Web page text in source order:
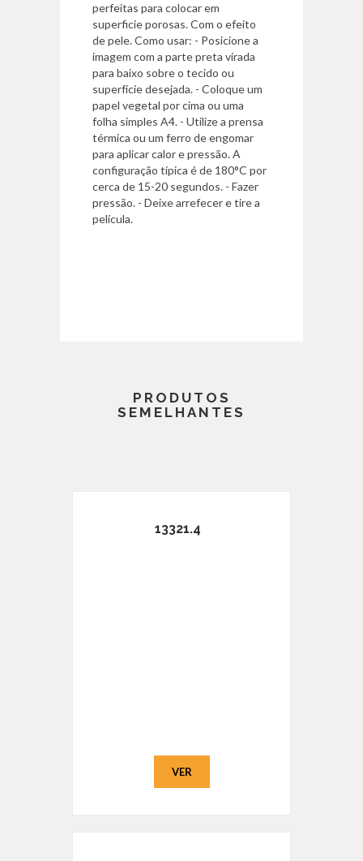
perfeitas para colocar em
superficie porosas. Com o efeito
de pele. Como usar: - Posicione a
imagem com a parte preta virada
para baixo sobre o tecido ou
superfície desejada. - Coloque um
papel vegetal por cima ou uma
folha simples A4. - Utilize a prensa
térmica ou um ferro de engomar
para aplicar calor e pressão. A
configuração típica é de 180°C por
cerca de 15-20 segundos. - Fazer
pressão. - Deixe arrefecer e tire a
película.
PRODUTOS
SEMELHANTES
13321.4
VER